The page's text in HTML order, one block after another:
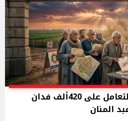
الشهر العقارى يحظر التعامل على 420ألف فدان
المنان